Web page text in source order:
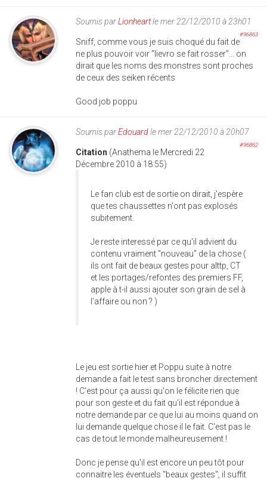
Soumis parLionheartle mer 22/12/2010 à 23h01
#96863
Sniff, comme vous je suis choqué du fait de
ne plus pouvoir voir "lievro se fait rosser"... on
dirait que les noms des monstres sont proches
de ceux des seiken récents
Good job poppu
Soumis parEdouardle mer 22/12/2010 à 20h07
#96862
Citation (Anathema le Mercredi 22
Décembre 2010 à 18:55)
Le fan club est de sortie on dirait, j'espère
que tes chaussettes n'ont pas explosés
subitement.
Je reste interessé par ce qu'il advient du
contenu vraiment "nouveau" de la chose (
ils ont fait de beaux gestes pour alttp, CT
et les portages/refontes des premiers FF,
apple à t-il aussi ajouter son grain de sel à
l'affaire ou non ? )
Le jeu est sortie hier et Poppu suite à notre
demande a fait le test sans broncher directement
! C'est pour ça aussi qu'on le félicite rien que
pour son geste et du fait qu'il est répondue à
notre demande par ce que lui au moins quand on
lui demande quelque chose il le fait. C'est pas le
cas de tout le monde malheureusement !
Donc je pense qu'il est encore un peu tôt pour
connaitre les éventuels "beaux gestes", il suffit